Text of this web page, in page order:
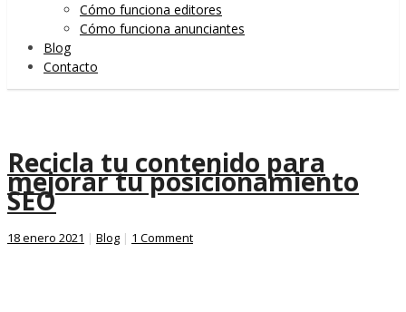
Cómo funciona editores
Cómo funciona anunciantes
Blog
Contacto
Recicla tu contenido para
mejorar tu posicionamiento
SEO
18 enero 2021 | Blog | 1 Comment